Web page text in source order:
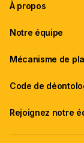
À propos
Notre équipe
Mécanisme de
Code de
Rejoignez notre